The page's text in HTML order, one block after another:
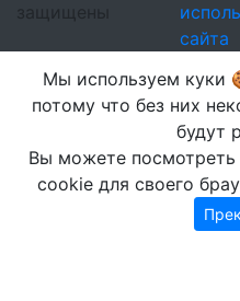
защищены
сайта
Мы используем куки
потому что без них
будут
Вы можете
cookie для своего